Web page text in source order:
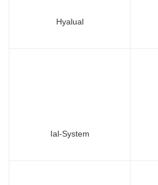
Hyalual
Ial-System